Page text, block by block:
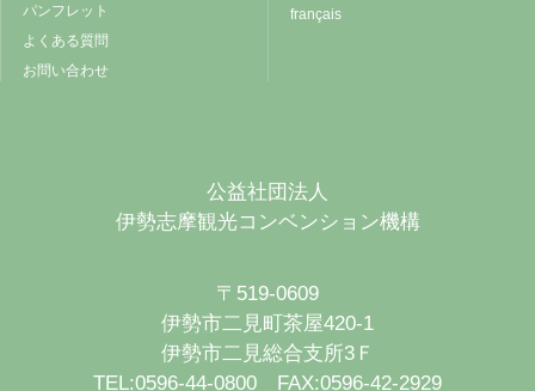
パンフレット
よくある質問
お問い合わせ
français
公益社団法人
伊勢志摩観光コンベンション機構
〒519-0609
伊勢市二見町茶屋420-1
伊勢市二見総合支所3Ｆ
TEL:0596-44-0800 FAX:0596-42-2929